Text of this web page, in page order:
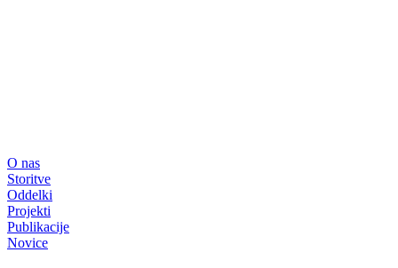
O nas
Storitve
Oddelki
Projekti
Publikacije
Novice